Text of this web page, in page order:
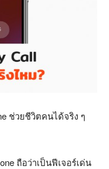
ช่วยชีวิตคนได้จริง ๆ
ถือว่าเป็นฟีเจอร์เด่น